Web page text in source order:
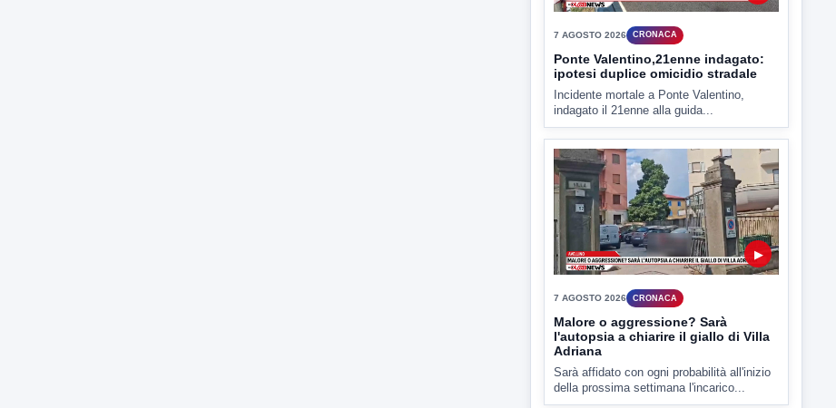
Nessuna nuova moria di pesci e nessuna
criticità igienico-sanitaria nel...
7 AGOSTO 2026 CRONACA
Ponte Valentino,21enne indagato:
ipotesi duplice omicidio stradale
Incidente mortale a Ponte Valentino,
indagato il 21enne alla guida...